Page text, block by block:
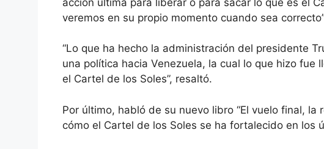
veremos en su propio momento cuando sea
“Lo que ha hecho la administración del presidente
una política hacia Venezuela, la cual lo que hizo fue
el Cartel de los Soles”, resaltó.
Por último, habló de su nuevo libro “El vuelo final, la
cómo el Cartel de los Soles se ha fortalecido en los